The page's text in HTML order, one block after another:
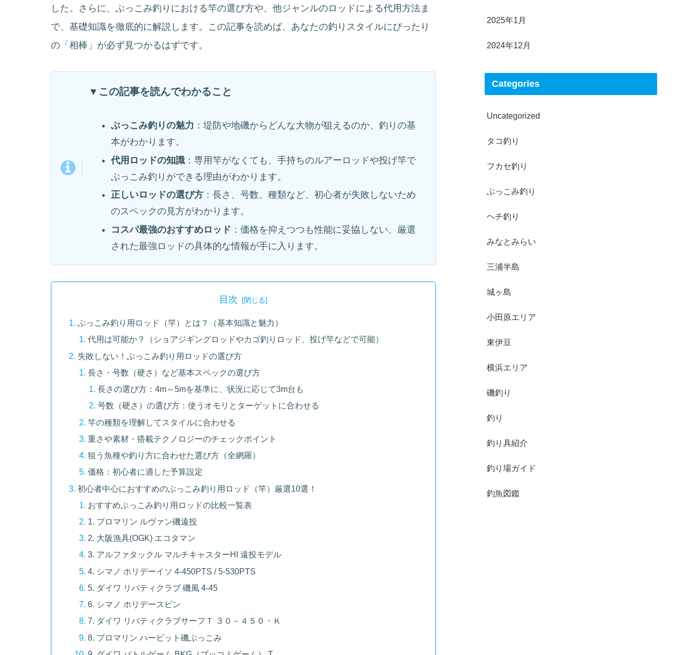
した。さらに、ぶっこみ釣りにおける竿の選び方や、他ジャンルのロッドによる代用方法ま
で、基礎知識を徹底的に解説します。この記事を読めば、あなたの釣りスタイルにぴったり
の「相棒」が必ず見つかるはずです。
▼この記事を読んでわかること
ぶっこみ釣りの魅力 ：堤防や地磯からどんな大物が狙えるのか、釣りの基
本がわかります。
代用ロッドの知識：専用竿がなくても、手持ちのルアーロッドや投げ竿で
ぶっこみ釣りができる理由がわかります。
正しいロッドの選び方：長さ、号数、種類など、初心者が失敗しないため
のスペックの見方がわかります。
コスパ最強のおすすめロッド ：価格を抑えつつも性能に妥協しない、厳選
された最強ロッドの具体的な情報が手に入ります。
目次
ぶっこみ釣り用ロッド（竿）とは？（基本知識と魅力）
代用は可能か？（ショアジギングロッドやカゴ釣りロッド、投げ竿などで可能）
失敗しない！ぶっこみ釣り用ロッドの選び方
長さ・号数（硬さ）など基本スペックの選び方
長さの選び方：4m～5mを基準に、状況に応じて3m台も
号数（硬さ）の選び方：使うオモリとターゲットに合わせる
竿の種類を理解してスタイルに合わせる
重さや素材・搭載テクノロジーのチェックポイント
狙う魚種や釣り方に合わせた選び方（全網羅）
価格：初心者に適した予算設定
初心者中心におすすめのぶっこみ釣り用ロッド（竿）厳選10選！
おすすめぶっこみ釣り用ロッドの比較一覧表
1. プロマリン ルヴァン磯遠投
2. 大阪漁具(OGK) エコタマン
3. アルファタックル マルチキャスターHI 遠投モデル
4. シマノ ホリデーイソ 4-450PTS / 5-530PTS
5. ダイワ リバティクラブ 磯風 4-45
6. シマノ ホリデースピン
7. ダイワ リバティクラブサーフＴ ３０－４５０・Ｋ
8. プロマリン ハービット磯ぶっこみ
2025年1月
2024年12月
Categories
Uncategorized
タコ釣り
フカセ釣り
ぶっこみ釣り
ヘチ釣り
みなとみらい
三浦半島
城ヶ島
小田原エリア
東伊豆
横浜エリア
磯釣り
釣り
釣り具紹介
釣り場ガイド
釣魚図鑑